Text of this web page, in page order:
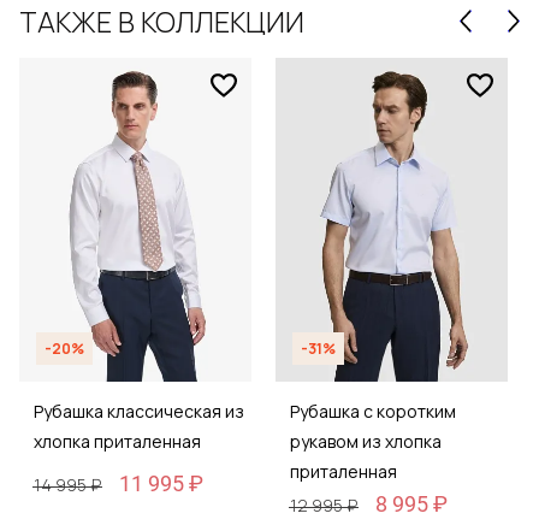
ТАКЖЕ В КОЛЛЕКЦИИ
-20%
Рубашка классическая из
хлопка приталенная
14 995 ₽
11 995 ₽
-31%
Рубашка с коротким
рукавом из хлопка
приталенная
12 995 ₽
8 995 ₽